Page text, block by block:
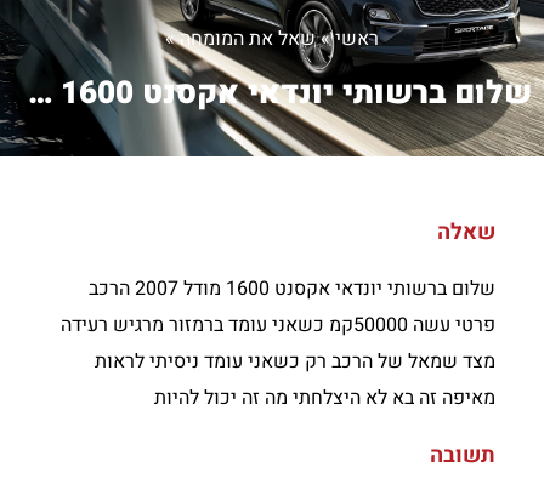
ראשי»שאל את המומחה»
שלום ברשותי יונדאי אקסנט 1600 מודל 20...
שאלה
שלום ברשותי יונדאי אקסנט 1600 מודל 2007 הרכב
פרטי עשה 50000קמ כשאני עומד ברמזור מרגיש רעידה
מצד שמאל של הרכב רק כשאני עומד ניסיתי לראות
מאיפה זה בא לא היצלחתי מה זה יכול להיות
תשובה